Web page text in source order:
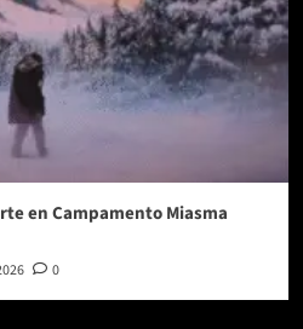
en Campamento Miasma
0